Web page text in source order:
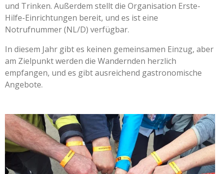
und Trinken. Außerdem stellt die Organisation Erste-
Hilfe-Einrichtungen bereit, und es ist eine
Notrufnummer (NL/D) verfügbar.
In diesem Jahr gibt es keinen gemeinsamen Einzug, aber
am Zielpunkt werden die Wandernden herzlich
empfangen, und es gibt ausreichend gastronomische
Angebote.